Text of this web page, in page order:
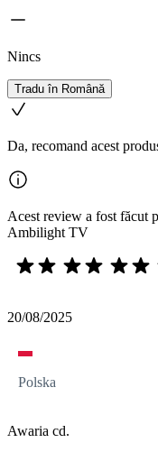
Nincs
Tradu în Română
Da, recomand acest
Acest review a fost
Ambilight TV
20/08/2025
Polska
Awaria cd.